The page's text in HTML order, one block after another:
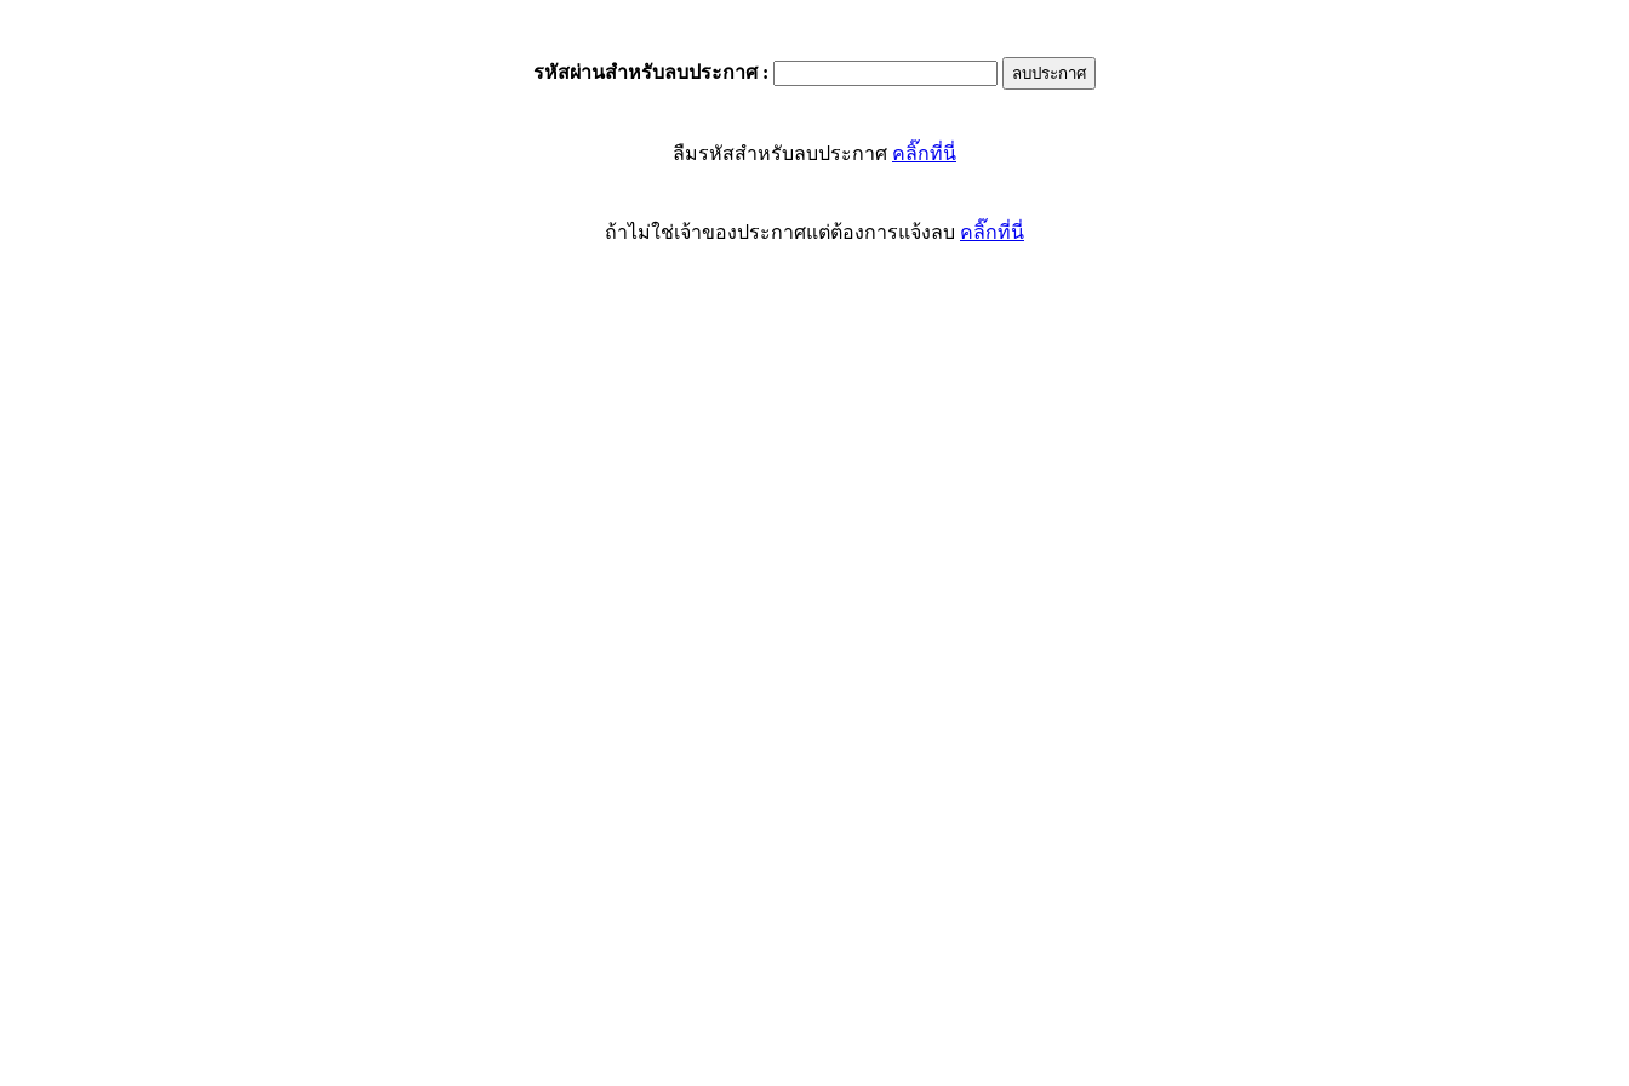
รหัสผ่านสำหรับลบประกาศ:
ลืมรหัสสำหรับลบประกาศ คลิ๊กที่นี่
ถ้าไม่ใช่เจ้าของประกาศแต่ต้องการแจ้งลบ คลิ๊กที่นี่